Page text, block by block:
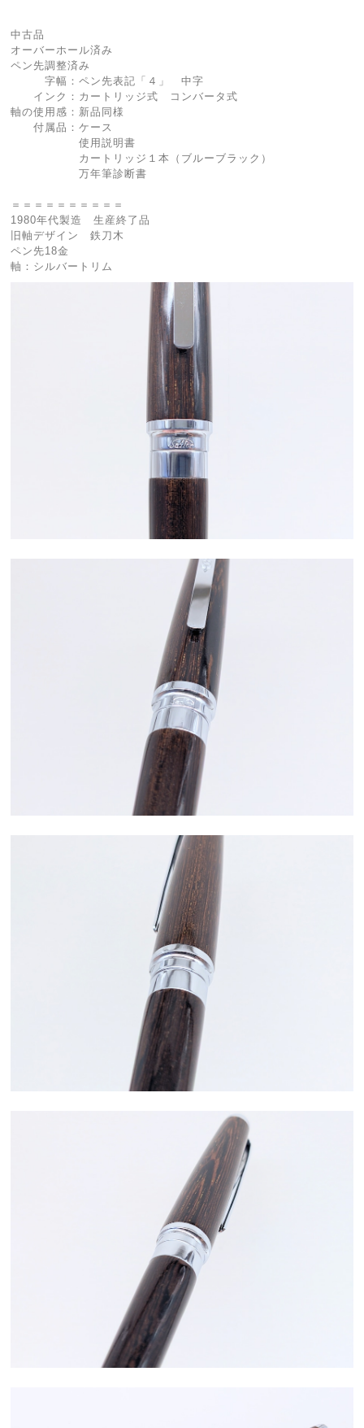
中古品
オーバーホール済み
ペン先調整済み
字幅：ペン先表記「４」 中字
インク：カートリッジ式 コンバータ式
軸の使用感：新品同様
付属品：ケース
使用説明書
カートリッジ１本（ブルーブラック）
万年筆診断書
＝＝＝＝＝＝＝＝＝＝
1980年代製造 生産終了品
旧軸デザイン 鉄刀木
ペン先18金
軸：シルバートリム